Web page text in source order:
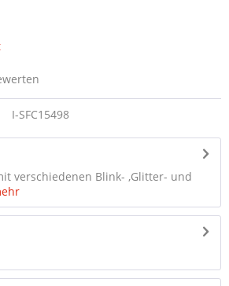
I-SFC15498
verschiedenen Blink- ,Glitter- und